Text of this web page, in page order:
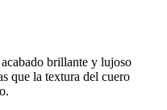
brillante y lujoso
que la textura del cuero